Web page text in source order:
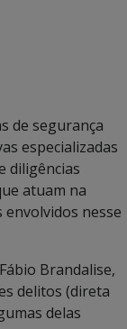
de segurança
especializadas
diligências
atuam na
nesse
Brandalise,
delitos (direta
delas